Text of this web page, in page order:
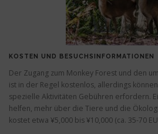
KOSTEN UND BESUCHSINFORMATIONEN
Der Zugang zum Monkey Forest und den
ist in der Regel kostenlos, allerdings
spezielle Aktivitäten Gebühren erfordern.
helfen, mehr über die Tiere und die
kostet etwa ¥5,000 bis ¥10,000 (ca. 35-70